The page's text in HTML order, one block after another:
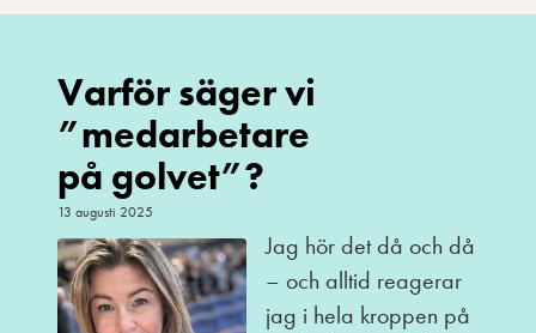
Varför säger vi
”medarbetare
på golvet”?
13 augusti 2025
Jag hör det då och då
– och alltid reagerar
jag i hela kroppen på